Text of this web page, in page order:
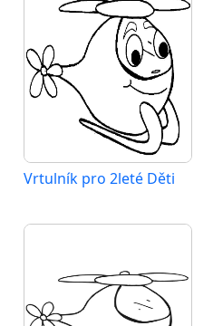
Vrtulník pro 2leté Děti